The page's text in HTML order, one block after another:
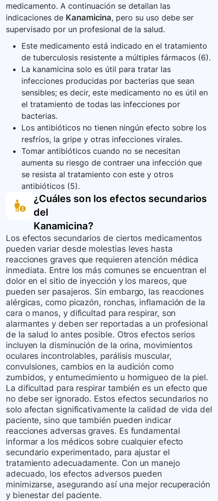
deben considerar las particularidades de cada
paciente, incluida la presencia de condiciones
como enfermedades hepáticas o renales, y
adaptar el tratamiento según sea necesario.
medicamento. A continuación se detallan las
indicaciones de Kanamicina, pero su uso debe ser
supervisado por un profesional de la salud.
Este medicamento está indicado en el tratamiento
de tuberculosis resistente a múltiples fármacos (6).
La kanamicina solo es útil para tratar las
infecciones producidas por bacterias que sean
sensibles; es decir, este medicamento no es útil en
el tratamiento de todas las infecciones por
bacterias.
Los antibióticos no tienen ningún efecto sobre los
resfríos, la gripe y otras infecciones virales.
Tomar antibióticos cuando no se necesitan
aumenta su riesgo de contraer una infección que
se resista al tratamiento con este y otros
antibióticos (5).
¿Cuáles son los efectos secundarios
del
Kanamicina?
Los efectos secundarios de ciertos medicamentos
pueden variar desde molestias leves hasta
reacciones graves que requieren atención médica
inmediata. Entre los más comunes se encuentran el
dolor en el sitio de inyección y los mareos, que
pueden ser pasajeros. Sin embargo, las reacciones
alérgicas, como picazón, ronchas, inflamación de la
cara o manos, y dificultad para respirar, son
alarmantes y deben ser reportadas a un profesional
de la salud lo antes posible. Otros efectos serios
incluyen la disminución de la orina, movimientos
oculares incontrolables, parálisis muscular,
convulsiones, cambios en la audición como
zumbidos, y entumecimiento u hormigueo de la piel.
La dificultad para respirar también es un efecto que
no debe ser ignorado. Estos efectos secundarios no
solo afectan significativamente la calidad de vida del
paciente, sino que también pueden indicar
reacciones adversas graves. Es fundamental
informar a los médicos sobre cualquier efecto
secundario experimentado, para ajustar el
tratamiento adecuadamente. Con un manejo
adecuado, los efectos adversos pueden
minimizarse, asegurando así una mejor recuperación
y bienestar del paciente.